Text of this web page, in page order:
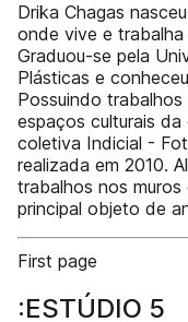
Drika Chagas
onde vive e
Graduou-se pela
Plásticas e
Possuindo
espaços culturais
coletiva Indicial -
realizada em 2010.
trabalhos nos
principal objeto de
First page
:ESTÚDIO 5